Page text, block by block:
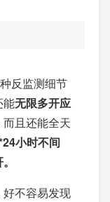
反监测细节
能无限多开应
而且还能全天
小时不间
不容易发现